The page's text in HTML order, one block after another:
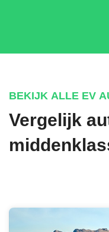
BEKIJK ALLE EV
Vergelijk auto's in het